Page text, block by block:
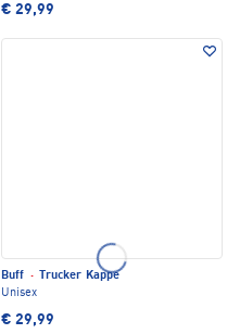
€ 29,99
Buff ·
Trucker Kappe
Unisex
€ 29,99